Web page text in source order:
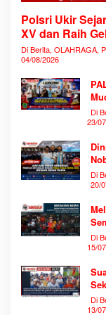
Polsri Ukir
XV dan Raih
Di Berita, OLAHRAGA,
04/08/2026
Di
23/
Di
20/
Di
15/
Di
13/